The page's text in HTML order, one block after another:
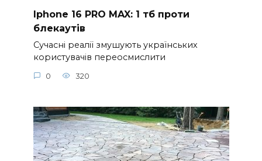
Iphone 16 PRO MAX: 1 тб проти
блекаутів
Сучасні реалії змушують українських
користувачів переосмислити
0 320